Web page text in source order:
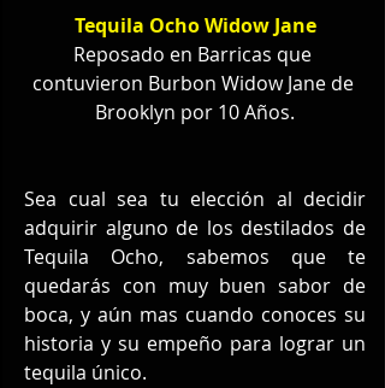
Tequila Ocho Widow Jane
Reposado en Barricas que
contuvieron Burbon Widow Jane de
Brooklyn por 10 Años.
Sea cual sea tu elección al decidir
adquirir alguno de los destilados de
Tequila Ocho, sabemos que te
quedarás con muy buen sabor de
boca, y aún mas cuando conoces su
historia y su empeño para lograr un
tequila único.